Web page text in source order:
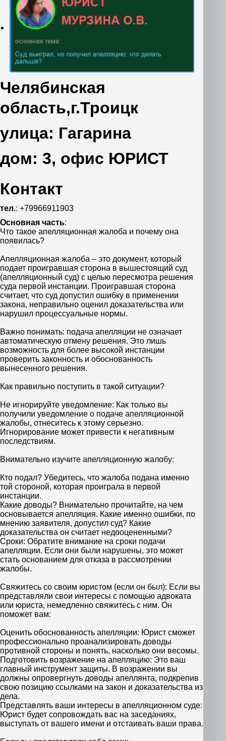
Челябинская
область,г.Троицк
улица: Гагарина
дом: 3, офис ЮРИСТ
Контакт
тел.: +79966911903
Основная часть:
Что такое апелляционная жалоба и почему она
появилась?
Апелляционная жалоба – это документ, который
подает проигравшая сторона в вышестоящий суд
(апелляционный суд) с целью пересмотра решения
суда первой инстанции. Проигравшая сторона
считает, что суд допустил ошибку в применении
закона, неправильно оценил доказательства или
нарушил процессуальные нормы.
Важно понимать: подача апелляции не означает
автоматическую отмену решения. Это лишь
возможность для более высокой инстанции
проверить законность и обоснованность
вынесенного решения.
Как правильно поступить в такой ситуации?
Не игнорируйте уведомление: Как только вы
получили уведомление о подаче апелляционной
жалобы, отнеситесь к этому серьезно.
Игнорирование может привести к негативным
последствиям.
Внимательно изучите апелляционную жалобу:
Кто подал? Убедитесь, что жалоба подана именно
той стороной, которая проиграла в первой
инстанции.
Какие доводы? Внимательно прочитайте, на чем
основывается апелляция. Какие именно ошибки, по
мнению заявителя, допустил суд? Какие
доказательства он считает недооцененными?
Сроки: Обратите внимание на сроки подачи
апелляции. Если они были нарушены, это может
стать основанием для отказа в рассмотрении
жалобы.
Свяжитесь со своим юристом (если он был): Если вы
представляли свои интересы с помощью адвоката
или юриста, немедленно свяжитесь с ним. Он
поможет вам:
Оценить обоснованность апелляции: Юрист сможет
профессионально проанализировать доводы
противной стороны и понять, насколько они весомы.
Подготовить возражение на апелляцию: Это ваш
главный инструмент защиты. В возражении вы
должны опровергнуть доводы апеллянта, подкрепив
свою позицию ссылками на закон и доказательства из
дела.
Представлять ваши интересы в апелляционном суде:
Юрист будет сопровождать вас на заседаниях,
выступать от вашего имени и отстаивать ваши права.